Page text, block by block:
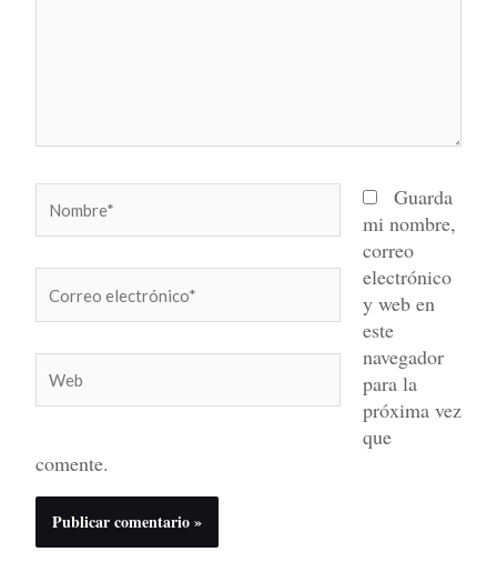
electrónico*
Guarda
mi nombre,
correo
electrónico
y web en
este
navegador
para la
próxima vez
que
comente.